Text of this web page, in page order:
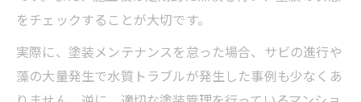
をチェックすることが大切です。
実際に、塗装メンテナンスを怠った場合、サビの進行や
藻の大量発生で水質トラブルが発生した事例も少なくあ